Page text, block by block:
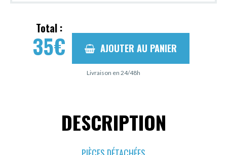
Total :
35€ AJOUTER AU PANIER
Livraison en 24/48h
DESCRIPTION